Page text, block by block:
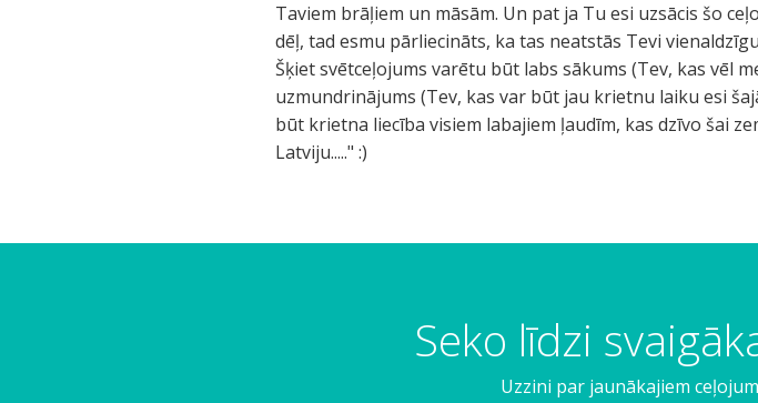
Taviem brāļiem un māsām. Un pat ja Tu esi uzsācis šo
dēļ, tad esmu pārliecināts, ka tas neatstās Tevi
Šķiet svētceļojums varētu būt labs sākums (Tev, kas vēl
uzmundrinājums (Tev, kas var būt jau krietnu laiku esi
būt krietna liecība visiem labajiem ļaudīm, kas dzīvo šai
Latviju....." :)
Seko līdzi
Uzzini par jaunākajiem